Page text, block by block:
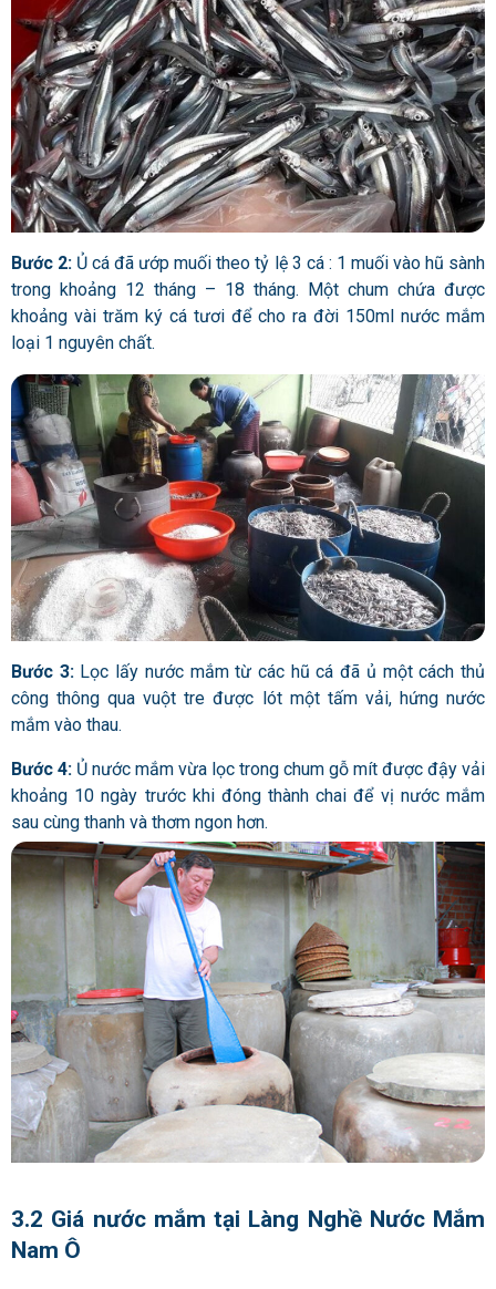
Bước 2: Ủ cá đã ướp muối theo tỷ lệ 3 cá : 1 muối vào hũ sành
trong khoảng 12 tháng – 18 tháng. Một chum chứa được
khoảng vài trăm ký cá tươi để cho ra đời 150ml nước mắm
loại 1 nguyên chất.
Bước 3:Lọc lấy nước mắm từ các hũ cá đã ủ một cách thủ
công thông qua vuột tre được lót một tấm vải, hứng nước
mắm vào thau.
Bước 4: Ủ nước mắm vừa lọc trong chum gỗ mít được đậy vải
khoảng 10 ngày trước khi đóng thành chai để vị nước mắm
sau cùng thanh và thơm ngon hơn.
3.2 Giá nước mắm tại Làng Nghề Nước Mắm
Nam Ô